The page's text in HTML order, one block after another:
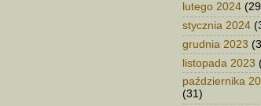
lutego 2024
stycznia 2024
grudnia 2023
listopada 2023
października
(31)